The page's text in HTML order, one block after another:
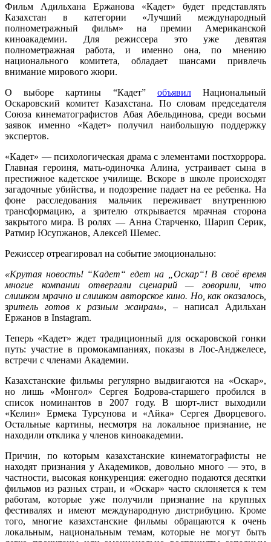
Фильм Адильхана Ержанова «Кадет» будет представлять
Казахстан в категории «Лучший международный
полнометражный фильм» на премии Американской
киноакадемии. Для режиссера это уже девятая
полнометражная работа, и именно она, по мнению
национального комитета, обладает шансами привлечь
внимание мирового жюри.
О выборе картины “Кадет” объявилНациональный
Оскаровский комитет Казахстана. По словам председателя
Союза кинематографистов Абая Абельдинова, среди восьми
заявок именно «Кадет» получил наибольшую поддержку
экспертов.
«Кадет» — психологическая драма с элементами постхоррора.
Главная героиня, мать-одиночка Алина, устраивает сына в
престижное кадетское училище. Вскоре в школе происходят
загадочные убийства, и подозрение падает на ее ребенка. На
фоне расследования мальчик переживает внутреннюю
трансформацию, а зрителю открывается мрачная сторона
закрытого мира. В ролях — Анна Старченко, Шарип Серик,
Ратмир Юсупжанов, Алексей Шемес.
Режиссер отреагировал на событие эмоционально:
«Крутая новость! “Кадет“ едет на „Оскар“! В своё время
многие компании отвергали сценарий — говорили, что
слишком мрачно и слишком авторское кино. Но, как оказалось,
зритель готов к разным жанрам», – написал Адильхан
Ержанов в Instagram.
Теперь «Кадет» ждет традиционный для оскаровской гонки
путь: участие в промокампаниях, показы в Лос-Анджелесе,
встречи с членами Академии.
Казахстанские фильмы регулярно выдвигаются на «Оскар»,
но лишь «Монгол» Сергея Бодрова-старшего пробился в
список номинантов в 2007 году. В шорт-лист выходили
«Келин» Ермека Турсунова и «Айка» Сергея Дворцевого.
Остальные картины, несмотря на локальное признание, не
находили отклика у членов киноакадемии.
Причин, по которым казахстанские кинематографисты не
находят признания у Академиков, довольно много — это, в
частности, высокая конкуренция: ежегодно подаются десятки
фильмов из разных стран, и «Оскар» часто склоняется к тем
работам, которые уже получили признание на крупных
фестивалях и имеют международную дистрибуцию. Кроме
того,
многие казахстанские фильмы обращаются к очень
локальным, национальным темам, которые не могут быть